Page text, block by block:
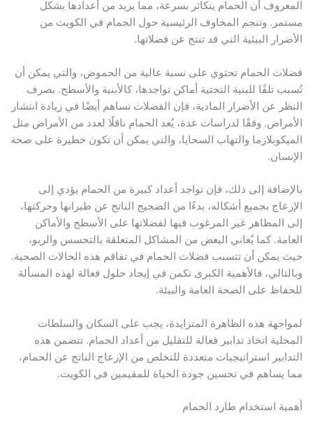
المعروف أن الحمام يتكاثر بسرعة، مما يزيد من أعدادها بشكل
مستمر. وتنجم المخاوف الرئيسية حول الحمام في الكويت من
الأضرار البيئية التي قد تنتج عن فضلاتها.
فضلات الحمام تحتوي على نسبة عالية من الحموض، والتي يمكن أن
تُسبب تلفًا للبنية التحتية أماكن تواجدها، كالأبنية والأسطح. بصرف
النظر عن الأضرار المادية، فإن الفضلات تساهم أيضًا في زيادة انتشار
الأمراض. وفقًا لدراسات عدة، يُعد الحمام ناقلًا لعدد من الأمراض مثل
الميكوبلازما والتهاب السحايا، والتي يمكن أن تكون خطيرة على صحة
الإنسان.
بالإضافة إلى ذلك، فإن تواجد أعداد كبيرة من الحمام يؤدي إلى
الإزعاج بجميع أشكاله، بدءًا من الضجيج الناتج عن طيرانها وحركتها،
إلى المظاهر غير المرغوب فيها لفضلاتها على الأسطح والأماكن
العامة. كما يُعاني البعض من المشاكل المتعلقة بالتحسس والربو،
حيث يمكن أن تتسبب فضلات الحمام في تفاقم هذه الحالات الصحية.
وبالتالي، فالأهمية الكبرى تكمن في إيجاد حلول فعالة لهذه المسألة
للحفاظ على الصحة العامة والبيئة.
لمواجهة هذه الظاهرة المتزايدة، يجب على السكان والسلطات
المحلية اتخاذ تدابير فعالة للتقليل من أعداد الحمام. تتضمن هذه
التدابير استراتيجيات متعددة للتخلص من الإزعاج الناتج عن الحمام،
مما يساهم في تحسين جودة الحياة للمقيمين في الكويت.
أهمية استخدام طارد الحمام